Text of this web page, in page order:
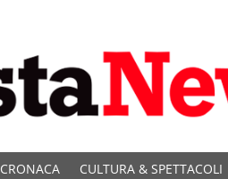
CRONACA CULTURA & SPETTACOLI